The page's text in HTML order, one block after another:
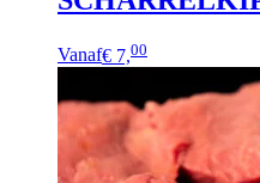
Vanaf€ 7,00